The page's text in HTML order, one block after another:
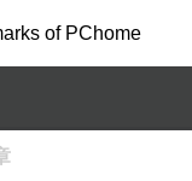
of PChome